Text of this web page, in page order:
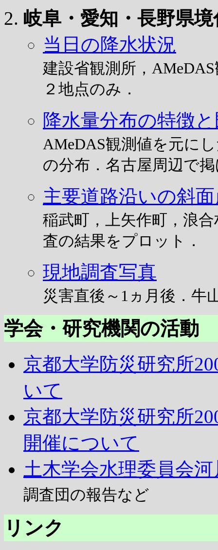
岐阜・愛知・長野県
当日の降水状況
建設省観測所，
２地点のみ．
降水量分布の特徴
AMeDAS観測値を元に
の分布．名古屋周辺で
主要道路沿いの斜
稲武町，上矢作町，浪
査の結果をプロット．
現地調査写真
災害直後～1ヵ月後．牛
学会・研究機関の活動
京都大学防災研究所
いて
京都大学防災研究所
開催について
土木学会水理委員会
調査団の報告など
リンク